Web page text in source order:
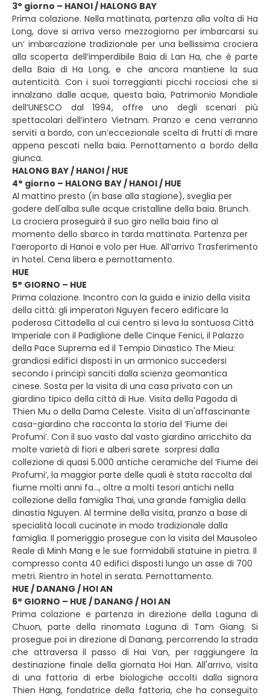
3° giorno – HANOI / HALONG BAY
Prima colazione. Nella mattinata, partenza alla volta di Ha
Long, dove si arriva verso mezzogiorno per imbarcarsi su
un’ imbarcazione tradizionale per una bellissima crociera
alla scoperta dell’imperdibile Baia di Lan Ha, che è parte
della Baia di Ha Long, e che ancora mantiene la sua
autenticità. Con i suoi torreggianti picchi rocciosi che si
innalzano dalle acque, questa baia, Patrimonio Mondiale
dell’UNESCO dal 1994, offre uno degli scenari più
spettacolari dell’intero Vietnam. Pranzo e cena verranno
serviti a bordo, con un’eccezionale scelta di frutti di mare
appena pescati nella baia. Pernottamento a bordo della
giunca.
HALONG BAY / HANOI / HUE
4° giorno – HALONG BAY / HANOI / HUE
Al mattino presto (in base alla stagione), sveglia per
godere dell'alba sulle acque cristalline della baia. Brunch.
La crociera proseguirà il suo giro nella baia fino al
momento dello sbarco in tarda mattinata. Partenza per
l’aeroporto di Hanoi e volo per Hue. All’arrivo Trasferimento
in hotel. Cena libera e pernottamento.
HUE
5° GIORNO – HUE
Prima colazione. Incontro con la guida e inizio della visita
della città: gli imperatori Nguyen fecero edificare la
poderosa Cittadella al cui centro si leva la sontuosa Città
Imperiale con il Padiglione delle Cinque Fenici, il Palazzo
della Pace Suprema ed il Tempio Dinastico The Mieu:
grandiosi edifici disposti in un armonico succedersi
secondo i principi sanciti dalla scienza geomantica
cinese. Sosta per la visita di una casa privata con un
giardino tipico della città di Hue. Visita della Pagoda di
Thien Mu o della Dama Celeste. Visita di un'affascinante
casa-giardino che racconta la storia del ‘Fiume dei
Profumi’. Con il suo vasto dal vasto giardino arricchito da
molte varietà di fiori e alberi sarete sorpresi dalla
collezione di quasi 5.000 antiche ceramiche del ‘Fiume dei
Profumi’, la maggior parte delle quali è stata raccolta dal
fiume molti anni fa..., oltre a molti tesori antichi nella
collezione della famiglia Thai, una grande famiglia della
dinastia Nguyen. Al termine della visita, pranzo a base di
specialità locali cucinate in modo tradizionale dalla
famiglia. Il pomeriggio prosegue con la visita del Mausoleo
Reale di Minh Mang e le sue formidabili statuine in pietra. Il
compresso conta 40 edifici disposti lungo un asse di 700
metri. Rientro in hotel in serata. Pernottamento.
HUE / DANANG / HOI AN
6° GIORNO – HUE / DANANG / HOI AN
Prima colazione e partenza in direzione della Laguna di
Chuon, parte della rinomata Laguna di Tam Giang. Si
prosegue poi in direzione di Danang, percorrendo la strada
che attraversa il passo di Hai Van, per raggiungere la
destinazione finale della giornata Hoi Han. All'arrivo, visita
di una fattoria di erbe biologiche accolti dalla signora
Thien Hang, fondatrice della fattoria, che ha conseguito